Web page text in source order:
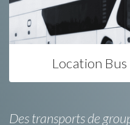
Location
Des transports de